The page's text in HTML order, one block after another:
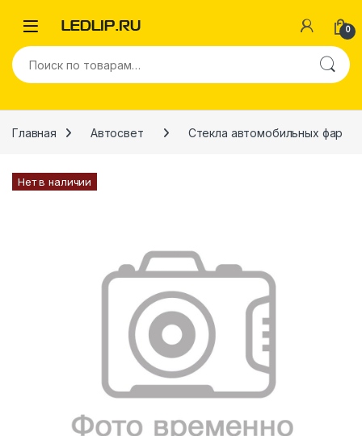
0
Искать:
Главная Автосвет Стекла автомобильных фар
Нет в наличии